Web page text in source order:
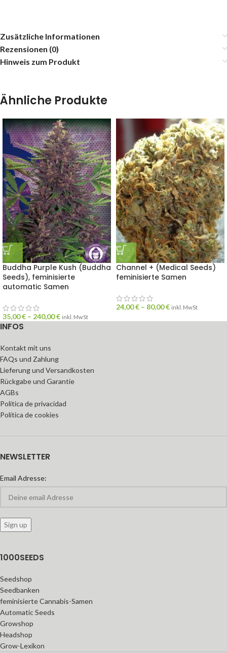
Zusätzliche Informationen
Rezensionen (0)
Hinweis zum Produkt
Ähnliche Produkte
Buddha Purple Kush (Buddha
Seeds), feminisierte
automatic Samen
35,00€ – 240,00€ inkl. MwSt
Channel + (Medical Seeds)
feminisierte Samen
24,00€ – 80,00€ inkl. MwSt
INFOS
Kontakt mit uns
FAQs und Zahlung
Lieferung und Versandkosten
Rückgabe und Garantie
AGBs
Política de privacidad
Política de cookies
NEWSLETTER
Email Adresse:
1000SEEDS
Seedshop
Seedbanken
feminisierte Cannabis-Samen
Automatic Seeds
Growshop
Headshop
Grow-Lexikon